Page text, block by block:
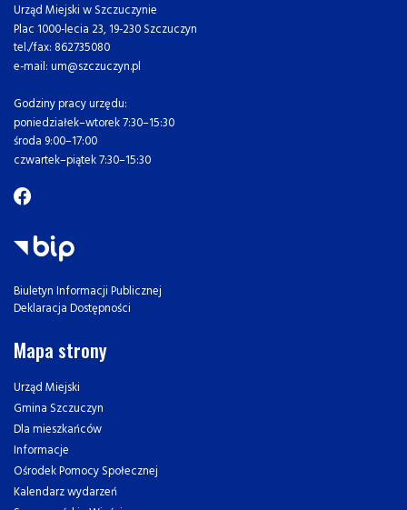
Urząd Miejski w Szczuczynie
Plac 1000-lecia 23, 19-230 Szczuczyn
tel./fax: 862735080
e-mail: um@szczuczyn.pl
Godziny pracy urzędu:
poniedziałek–wtorek 7:30–15:30
środa 9:00–17:00
czwartek–piątek 7:30–15:30
Biuletyn Informacji Publicznej
Deklaracja Dostępności
Mapa strony
Urząd Miejski
Gmina Szczuczyn
Dla mieszkańców
Informacje
Ośrodek Pomocy Społecznej
Kalendarz wydarzeń